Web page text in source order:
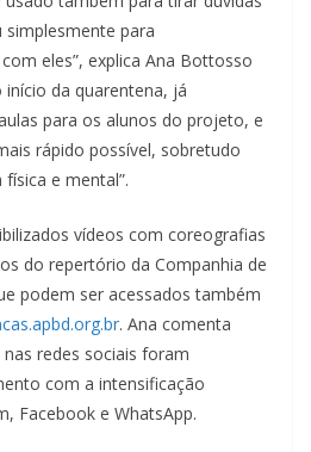
para
eles”, explica Ana Bottosso
início da quarentena, já
para os alunos do projeto, e
rápido possível, sobretudo
e mental”.
vídeos com coreografias
do repertório da Companhia de
podem ser acessados também
. Ana comenta
redes sociais foram
com a intensificação
Facebook e WhatsApp.